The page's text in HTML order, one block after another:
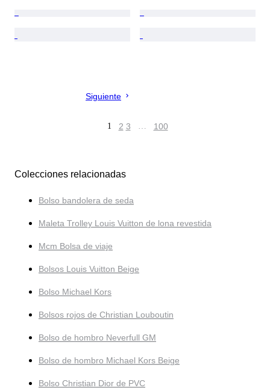
Siguiente
1 2 3 … 100
Colecciones relacionadas
Bolso bandolera de seda
Maleta Trolley Louis Vuitton de lona revestida
Mcm Bolsa de viaje
Bolsos Louis Vuitton Beige
Bolso Michael Kors
Bolsos rojos de Christian Louboutin
Bolso de hombro Neverfull GM
Bolso de hombro Michael Kors Beige
Bolso Christian Dior de PVC